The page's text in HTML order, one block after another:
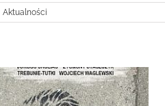
Aktualności